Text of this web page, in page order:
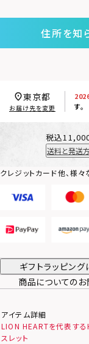
住所を知
す。
東京都
お届け先を変更
税込
送料と発送
クレジットカード他、様
ギフトラッピング
商品についての
アイテム詳細
LION HEARTを代表する
スレット